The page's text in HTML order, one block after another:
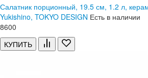
Салатник порционный, 19.5 см, 1.2 л,
Yukishino, TOKYO DESIGN Есть в наличии
8600
КУПИТЬ